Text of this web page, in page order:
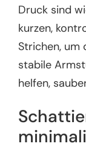
Druck sind
kurzen,
Strichen, um
stabile
helfen,